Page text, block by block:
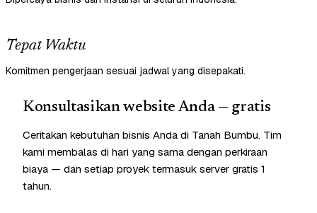
Tepat Waktu
Komitmen pengerjaan sesuai jadwal yang disepakati.
Konsultasikan website Anda — gratis
Ceritakan kebutuhan bisnis Anda di Tanah Bumbu. Tim
kami membalas di hari yang sama dengan perkiraan
biaya — dan setiap proyek termasuk server gratis 1
tahun.